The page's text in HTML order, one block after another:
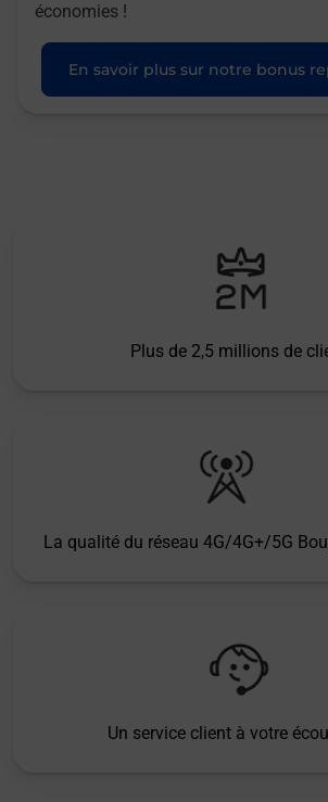
économies !
En savoir plus sur notre bonus
Plus de 2,5 millions de
La qualité du réseau 4G/4G+/5G
Un service client à votre